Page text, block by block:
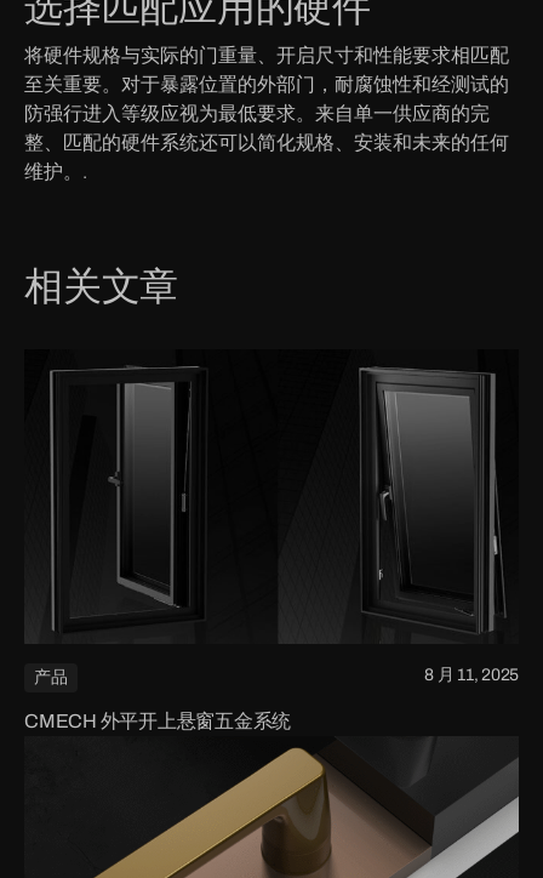
将硬件规格与实际的门重量、开启尺寸和性能要求相匹配
至关重要。对于暴露位置的外部门，耐腐蚀性和经测试的
防强行进入等级应视为最低要求。来自单一供应商的完
整、匹配的硬件系统还可以简化规格、安装和未来的任何
维护。.
相关文章
产品 8 月 11, 2025
CMECH 外平开上悬窗五金系统